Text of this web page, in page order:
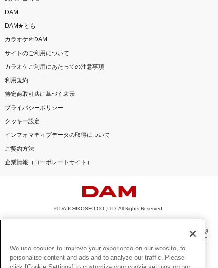
DAM
DAM★とも
カラオケ＠DAM
サイトのご利用について
カラオケご利用にあたっての注意事項
利用規約
特定商取引法に基づく表示
プライバシーポリシー
クッキー設定
インフォマティブデータの取得について
ご契約方法
企業情報（コーポレートサイト）
© DAIICHIKOSHO CO.,LTD. All Rights Reserved.
このサイトに掲載されている一切の文章・画像・写真・動画・音声等を、手段や形態
を問わず、著作権法の定める範囲を超えて無断で複製、転載、ファイル化などするこ
とを禁じます。
楽曲及びコンテンツは、機種によりご利用いただけない場合があります。
We use cookies to improve your experience on our website, to
personalize content and ads and to analyze our traffic. Please